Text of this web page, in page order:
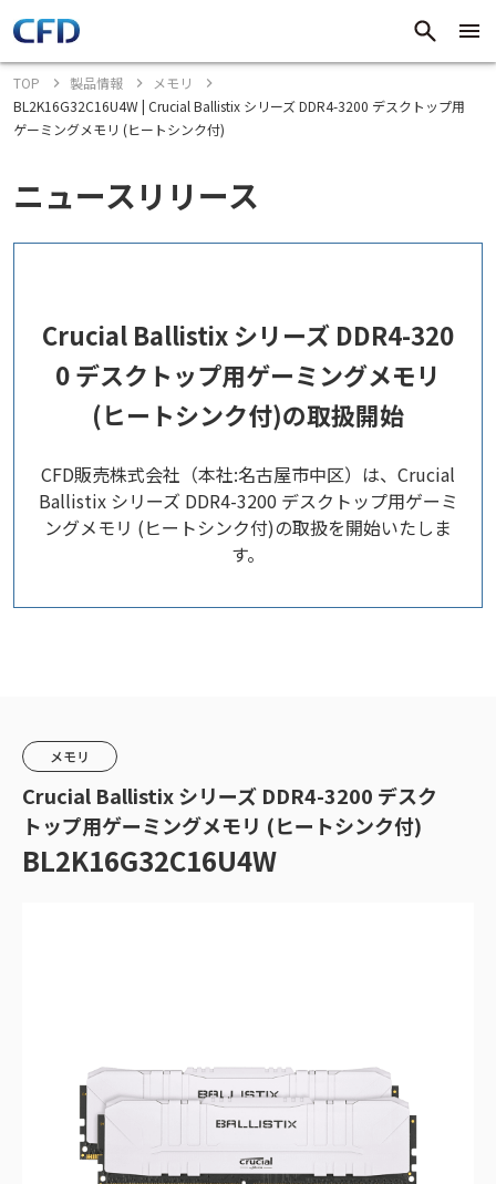
TOP 製品情報
メモリ
BL2K16G32C16U4W | Crucial Ballistix シリーズ DDR4-3200 デスクトップ用
ゲーミングメモリ (ヒートシンク付)
ニュースリリース
Crucial Ballistix シリーズ DDR4-320
0 デスクトップ用ゲーミングメモリ
(ヒートシンク付)の取扱開始
CFD販売株式会社（本社:名古屋市中区）は、Crucial
Ballistix シリーズ DDR4-3200 デスクトップ用ゲーミ
ングメモリ (ヒートシンク付)の取扱を開始いたしま
す。
メモリ
Crucial Ballistix シリーズ DDR4-3200 デスク
トップ用ゲーミングメモリ (ヒートシンク付)
BL2K16G32C16U4W